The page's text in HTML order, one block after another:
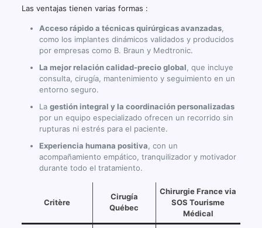
Las ventajas tienen varias formas :
Acceso rápido a técnicas quirúrgicas avanzadas,
como los implantes dinámicos validados y producidos
por empresas como B. Braun y Medtronic.
La mejor relación calidad-precio global , que incluye
consulta, cirugía, mantenimiento y seguimiento en un
entorno seguro.
La gestión integral y la coordinación personalizadas
por un equipo especializado ofrecen un recorrido sin
rupturas ni estrés para el paciente.
Experiencia humana positiva , con un
acompañamiento empático, tranquilizador y motivador
durante todo el tratamiento.
Critère
Cirugía
Québec
Chirurgie France via
SOS Tourisme
Médical